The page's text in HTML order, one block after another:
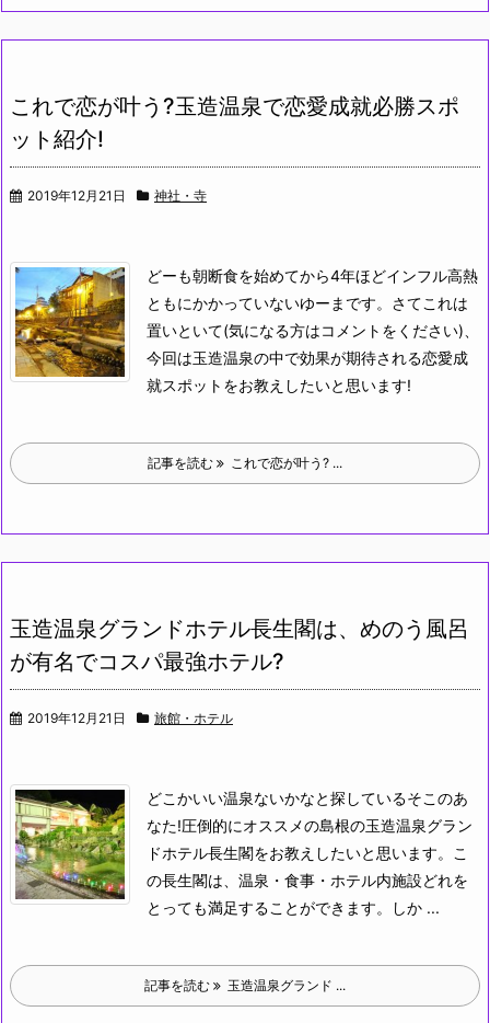
これで恋が叶う?玉造温泉で恋愛成就必勝スポ
ット紹介!
2019年12月21日 神社・寺
どーも朝断食を始めてから4年ほどインフル高熱
ともにかかっていないゆーまです。さてこれは
置いといて(気になる方はコメントをください)、
今回は玉造温泉の中で効果が期待される恋愛成
就スポットをお教えしたいと思います!
記事を読む これで恋が叶う? ...
玉造温泉グランドホテル長生閣は、めのう風呂
が有名でコスパ最強ホテル?
2019年12月21日 旅館・ホテル
どこかいい温泉ないかなと探しているそこのあ
なた!圧倒的にオススメの島根の玉造温泉グラン
ドホテル長生閣をお教えしたいと思います。
こ
の長生閣は、温泉・食事・ホテル内施設どれを
とっても満足することができます。しか ...
記事を読む 玉造温泉グランド ...